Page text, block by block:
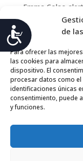
de
Para ofrecer las
las cookies para
dispositivo. El
procesar datos como
identificaciones únicas
consentimiento, puede
y funciones.
Emma Colao
políticas públicas
Canarias
Análisis: Trabajo
en Canarias
AFFA,
Sociales de
irregularidades
dependencia del
Observatorio